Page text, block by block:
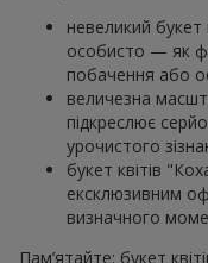
невеликий
особисто — як
побачення або
величезна
підкреслює
урочистого
букет квітів
ексклюзивним
визначного
Пам’ятайте: букет